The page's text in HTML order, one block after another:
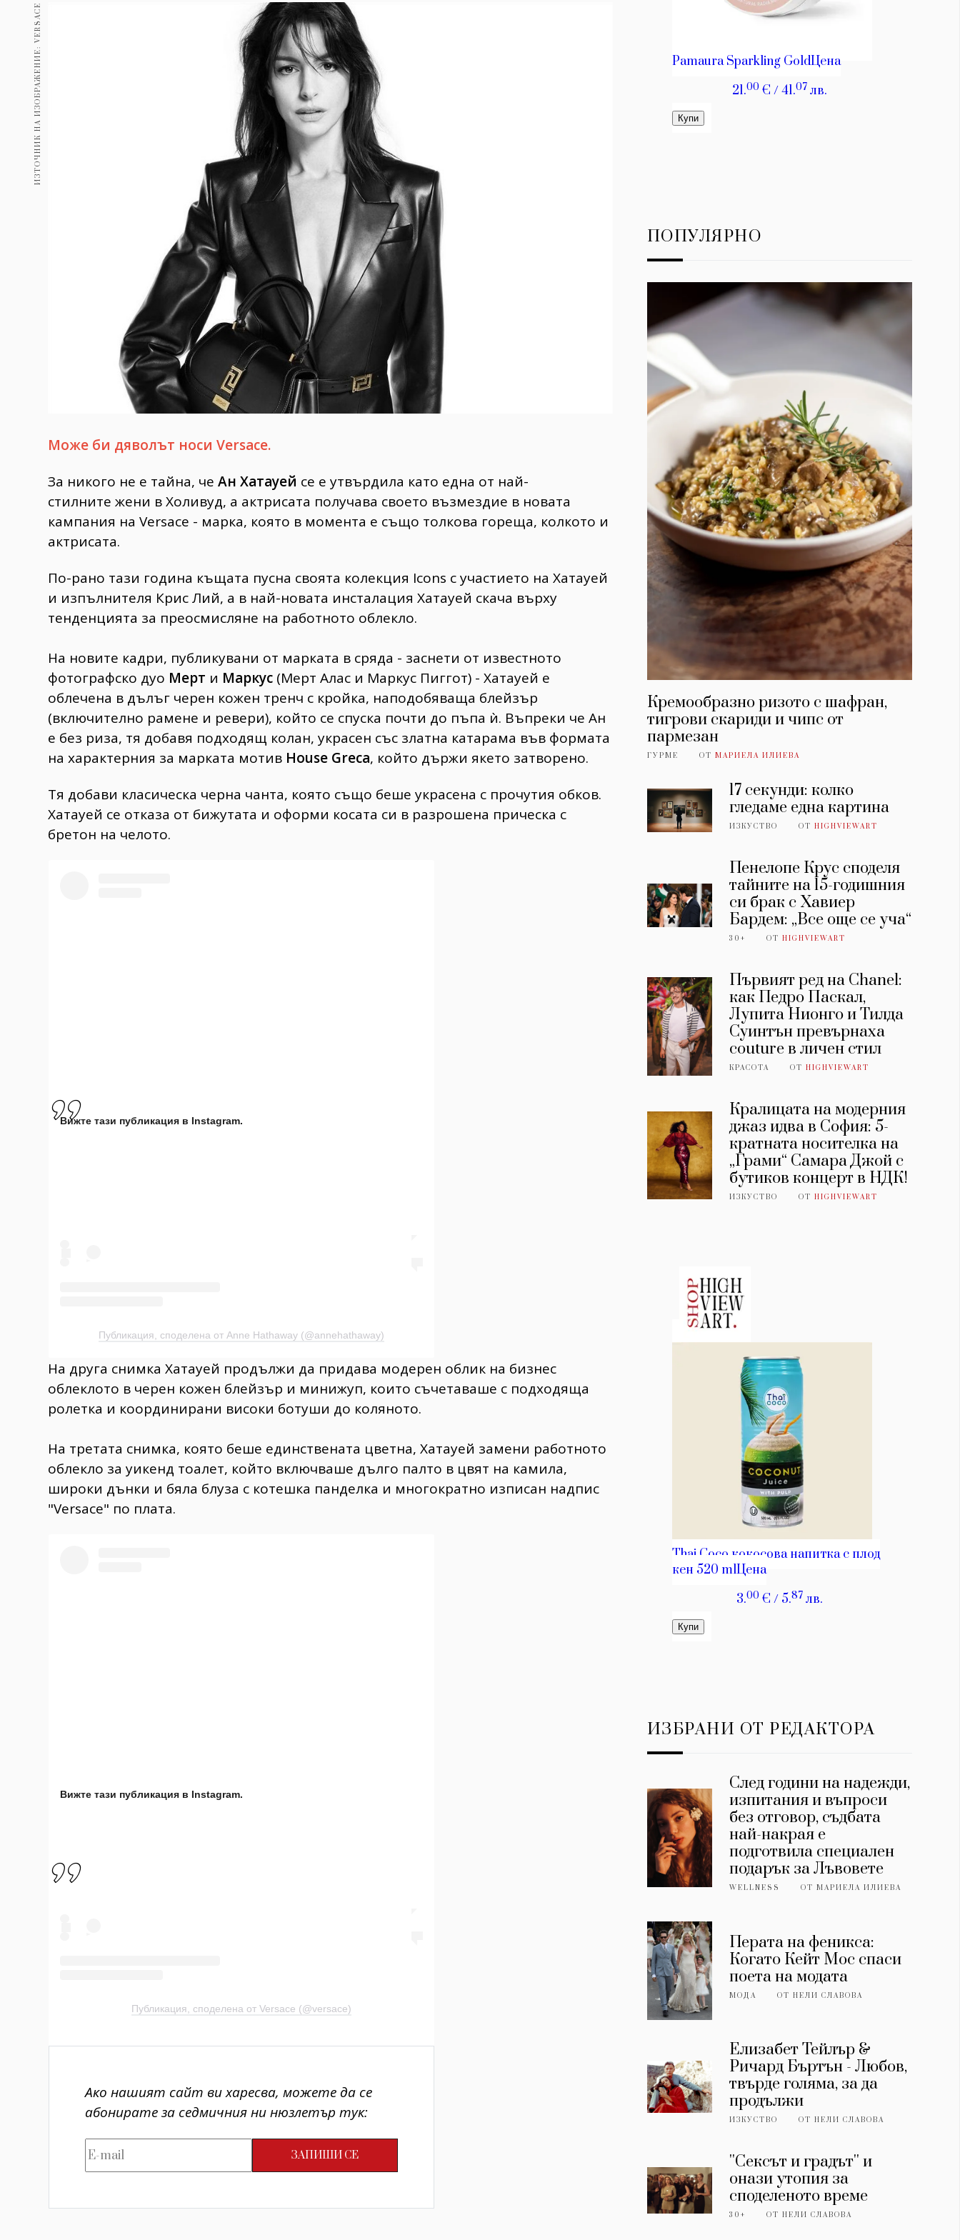
Пътувай
Здраве
Gentlemen
Wellness
ИЗТОЧНИК НА ИЗОБРАЖЕНИЕ: VERSACE
Може би дяволът носи Versace.
За никого не е тайна, че Ан Хатауей се е утвърдила като една от най-
стилните жени в Холивуд, а актрисата получава своето възмездие в новата
кампания на Versace - марка, която в момента е също толкова гореща, колкото и
актрисата.
По-рано тази година къщата пусна своята колекция Icons с участието на Хатауей
и изпълнителя Крис Лий, а в най-новата инсталация Хатауей скача върху
тенденцията за преосмисляне на работното облекло.
На новите кадри, публикувани от марката в сряда - заснети от известното
фотографско дуо Мерт и Маркус (Мерт Алас и Маркус Пиггот) - Хатауей е
облечена в дълъг черен кожен тренч с кройка, наподобяваща блейзър
(включително рамене и ревери), който се спуска почти до пъпа ѝ. Въпреки че Ан
е без риза, тя добавя подходящ колан, украсен със златна катарама във формата
на характерния за марката мотив House Greca, който държи якето затворено.
Тя добави класическа черна чанта, която също беше украсена с прочутия обков.
Хатауей се отказа от бижутата и оформи косата си в разрошена прическа с
бретон на челото.
Вижте тази публикация в Instagram.
Публикация, споделена от Anne Hathaway (@annehathaway)
На друга снимка Хатауей продължи да придава модерен облик на бизнес
облеклото в черен кожен блейзър и минижуп, които съчетаваше с подходяща
ролетка и координирани високи ботуши до коляното.
На третата снимка, която беше единствената цветна, Хатауей замени работното
облекло за уикенд тоалет, който включваше дълго палто в цвят на камила,
широки дънки и бяла блуза с котешка панделка и многократно изписан надпис
"Versace" по плата.
Вижте тази публикация в Instagram.
Публикация, споделена от Versace (@versace)
Ако нашият сайт ви харесва, можете да се
абонирате за седмичния ни нюзлетър тук:
ПОПУЛЯРНО
Кремообразно ризото с шафран,
тигрови скариди и чипс от
пармезан
ГУРМЕ ОТ МАРИЕЛА ИЛИЕВА
17 секунди: колко
гледаме една картина
ИЗКУСТВО ОТHIGHVIEWART
Пенелопе Крус споделя
тайните на 15-годишния
си брак с Хавиер
Бардем: „Все още се уча“
30+ ОТHIGHVIEWART
Първият ред на Chanel:
как Педро Паскал,
Лупита Нионго и Тилда
Суинтън превърнаха
couture в личен стил
КРАСОТА ОТHIGHVIEWART
Кралицата на модерния
джаз идва в София: 5-
кратната носителка на
„Грами“ Самара Джой с
бутиков концерт в НДК!
ИЗКУСТВО ОТHIGHVIEWART
ИЗБРАНИ ОТ РЕДАКТОРА
След години на надежди,
изпитания и въпроси
без отговор, съдбата
най-накрая е
подготвила специален
подарък за Лъвовете
WELLNESS ОТМАРИЕЛА ИЛИЕВА
Перата на феникса:
Когато Кейт Мос спаси
поета на модата
МОДА ОТНЕЛИ СЛАВОВА
Елизабет Тейлър &
Ричард Бъртън - Любов,
твърде голяма, за да
продължи
ИЗКУСТВО ОТНЕЛИ СЛАВОВА
''Сексът и градът'' и
онази утопия за
споделеното време
30+ ОТНЕЛИ СЛАВОВА